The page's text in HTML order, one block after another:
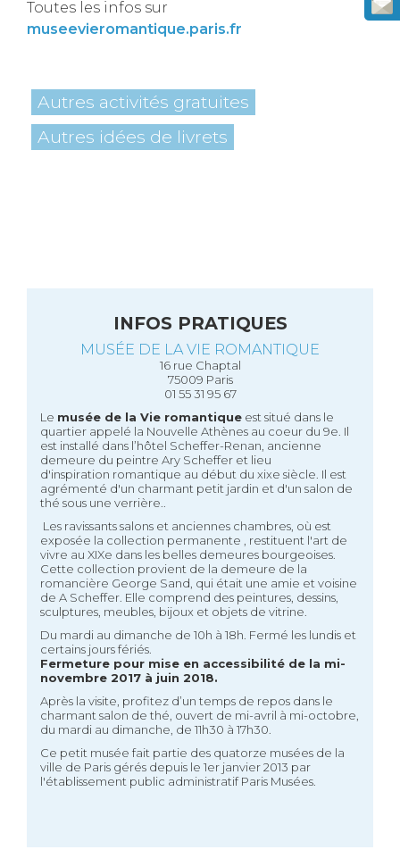
Toutes les infos sur
museevieromantique.paris.fr
Autres activités gratuites
Autres idées de livrets
INFOS PRATIQUES
MUSÉE DE LA VIE ROMANTIQUE
16 rue Chaptal
75009 Paris
01 55 31 95 67
Le musée de la Vie romantique est situé dans le
quartier appelé la Nouvelle Athènes au coeur du 9e. Il
est installé dans l’hôtel Scheffer-Renan, ancienne
demeure du peintre Ary Scheffer et lieu
d'inspiration romantique au début du xixe siècle. Il est
agrémenté d'un charmant petit jardin et d'un salon de
thé sous une verrière..
Les ravissants salons et anciennes chambres, où est
exposée la collection permanente , restituent l'art de
vivre au XIXe dans les belles demeures bourgeoises.
Cette collection provient de la demeure de la
romancière George Sand, qui était une amie et voisine
de A Scheffer. Elle comprend des peintures, dessins,
sculptures, meubles, bijoux et objets de vitrine.
Du mardi au dimanche de 10h à 18h. Fermé les lundis et
certains jours fériés.
Fermeture pour mise en accessibilité de la mi-
novembre 2017 à juin 2018.
Après la visite, profitez d’un temps de repos dans le
charmant salon de thé, ouvert de mi-avril à mi-octobre,
du mardi au dimanche, de 11h30 à 17h30.
Ce petit musée fait partie des quatorze musées de la
ville de Paris gérés depuis le 1er janvier 2013 par
l'établissement public administratif Paris Musées.